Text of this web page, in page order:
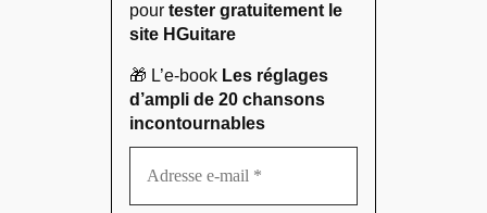
pourtester gratuitement le
site HGuitare
🎁 L’e-book Les réglages
d’ampli de 20 chansons
incontournables